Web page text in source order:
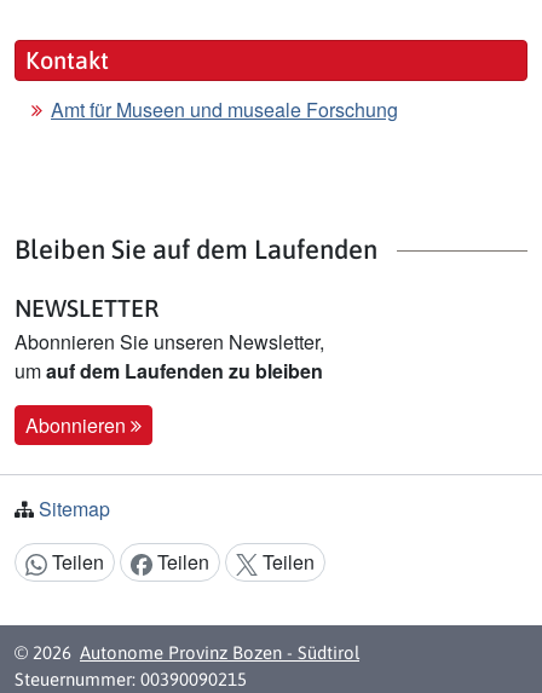
Kontakt
Amt für Museen und museale Forschung
Bleiben Sie auf dem Laufenden
NEWSLETTER
Abonnieren Sie unseren Newsletter,
umauf dem Laufenden zu bleiben
Abonnieren
Sitemap
Inhalt teilen:
Teilen Teilen Teilen
© 2026 Autonome Provinz Bozen - Südtirol
Steuernummer: 00390090215